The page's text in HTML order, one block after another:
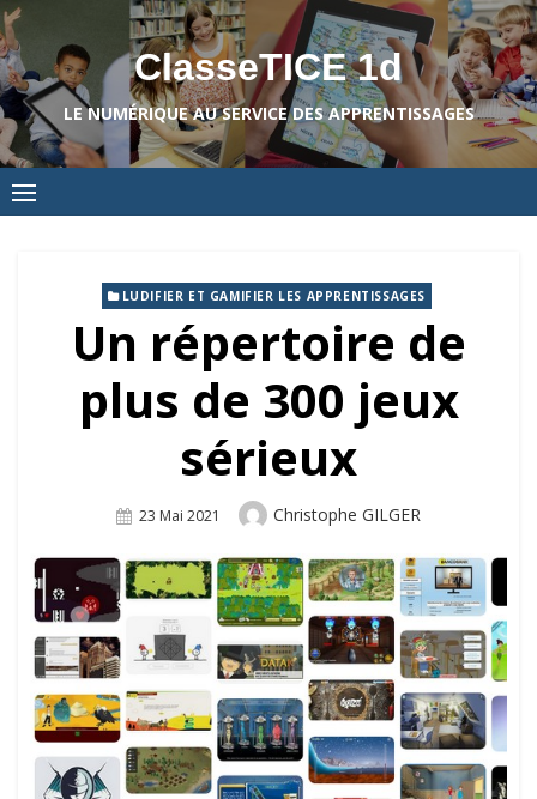
Skip
to
content
ClasseTICE 1d
LE NUMÉRIQUE AU SERVICE DES APPRENTISSAGES
LUDIFIER ET GAMIFIER LES APPRENTISSAGES
Un répertoire de
plus de 300 jeux
sérieux
Posted
23 Mai 2021 Author
Christophe GILGER